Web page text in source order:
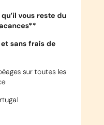
vous reste du
sans frais de
sur toutes les